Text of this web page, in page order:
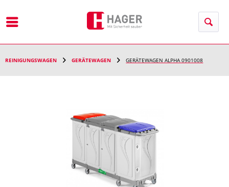
REINIGUNGSWAGEN GERÄTEWAGEN GERÄTEWAGEN ALPHA 0901008